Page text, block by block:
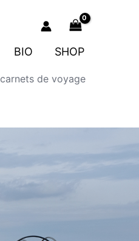
BIO SHOP
carnets de voyage